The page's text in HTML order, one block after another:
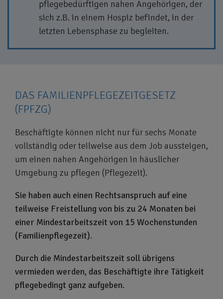
pflegebedürftigen nahen Angehörigen, der
sich z.B. in einem Hospiz befindet, in der
letzten Lebensphase zu begleiten.
DAS FAMILIENPFLEGEZEITGESETZ
(FPFZG)
Beschäftigte können nicht nur für sechs Monate
vollständig oder teilweise aus dem Job aussteigen,
um einen nahen Angehörigen in häuslicher
Umgebung zu pflegen (Pflegezeit).
Sie haben auch einen Rechtsanspruch auf eine
teilweise Freistellung von bis zu 24 Monaten bei
einer Mindestarbeitszeit von 15 Wochenstunden
(Familienpflegezeit).
Durch die Mindestarbeitszeit soll übrigens
vermieden werden, das Beschäftigte ihre Tätigkeit
pflegebedingt ganz aufgeben.